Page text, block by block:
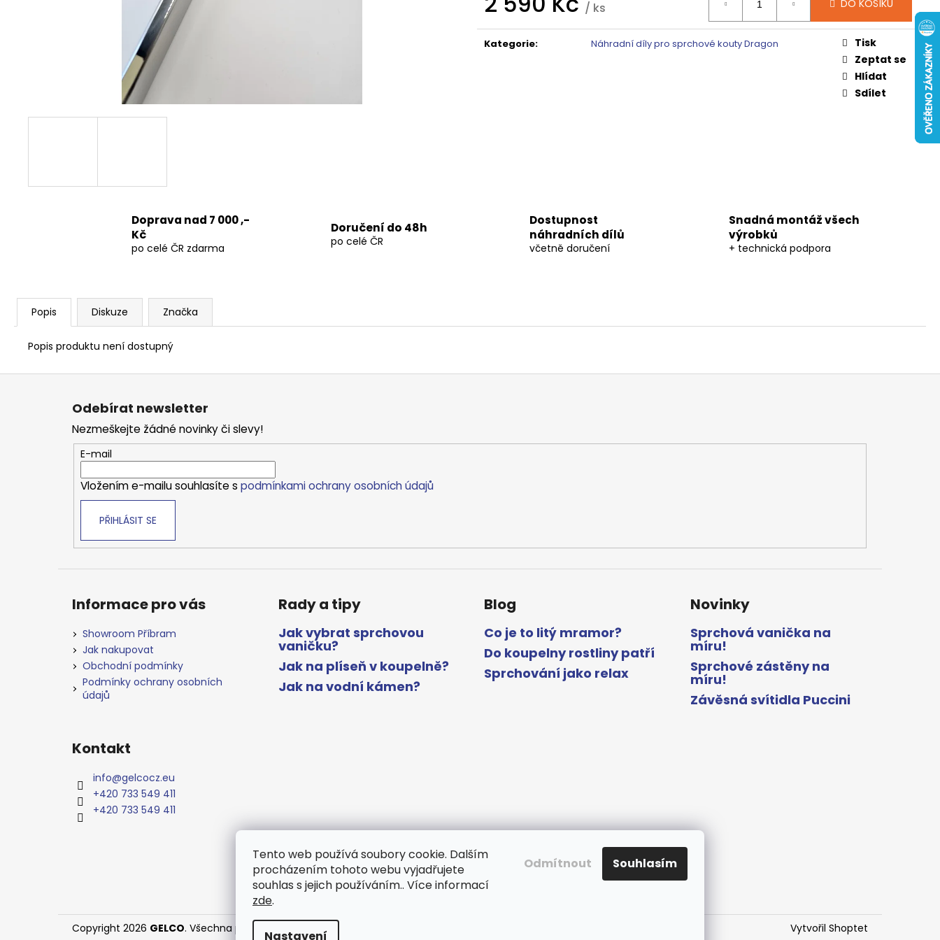
Tento web používá soubory cookie. Dalším
procházením tohoto webu vyjadřujete
souhlas s jejich používáním.. Více informací
zde.
Nastavení
Odmítnout Souhlasím
/ ks
cena:
DO KOŠÍKU
Kategorie: Náhradní díly pro sprchové kouty Dragon
Tisk
Zeptat se
Hlídat
Sdílet
Doprava nad 7 000 ,-
Kč
po celé ČR zdarma
Doručení do 48h
po celé ČR
Dostupnost
náhradních dílů
včetně doručení
Snadná montáž všech
výrobků
+ technická podpora
Popis Diskuze Značka
Popis produktu není dostupný
15 100 Kč Původně:20 990 Kč
Z
Odebírat newsletter
Nezmeškejte žádné novinky či slevy!
E-mail
Vložením e-mailu souhlasíte s podmínkami ochrany osobních údajů
PŘIHLÁSIT SE
Informace pro vás
Showroom Příbram
Jak nakupovat
Obchodní podmínky
Podmínky ochrany osobních
údajů
Rady a tipy
Jak vybrat sprchovou
vaničku?
Jak na plíseň v koupelně?
Jak na vodní kámen?
Blog
Co je to litý mramor?
Do koupelny rostliny patří
Sprchování jako relax
Novinky
Sprchová vanička na
míru!
Sprchové zástěny na
míru!
Závěsná svítidla Puccini
Kontakt
info@gelcocz.eu
+420 733 549 411
+420 733 549 411
www.gelcocz.eu
Vytvořil Shoptet
Copyright 2026 GELCO. Všechna práva vyhrazena. Upravit nastavení cookies